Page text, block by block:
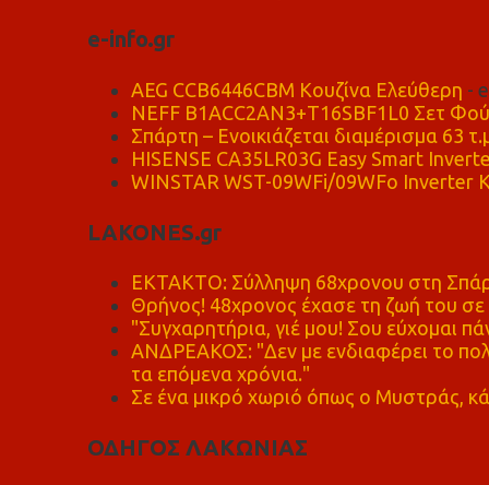
e-info.gr
AEG CCB6446CBM Κουζίνα Ελεύθερη -
NEFF B1ACC2AN3+T16SBF1L0 Σετ
Σπάρτη – Ενοικιάζεται διαμέρισμα 63
HISENSE CA35LR03G Easy Smart
WINSTAR WST-09WFi/09WFo Inverter
LAKONES.gr
ΕΚΤΑΚΤΟ: Σύλληψη 68χρονου στη
Θρήνος! 48χρονος έχασε τη ζωή του
"Συγχαρητήρια, γιέ μου! Σου εύχομαι
ΑΝΔΡΕΑΚΟΣ: "Δεν με ενδιαφέρει το
τα επόμενα χρόνια."
Σε ένα μικρό χωριό όπως ο Μυστράς,
ΟΔΗΓΟΣ ΛΑΚΩΝΙΑΣ